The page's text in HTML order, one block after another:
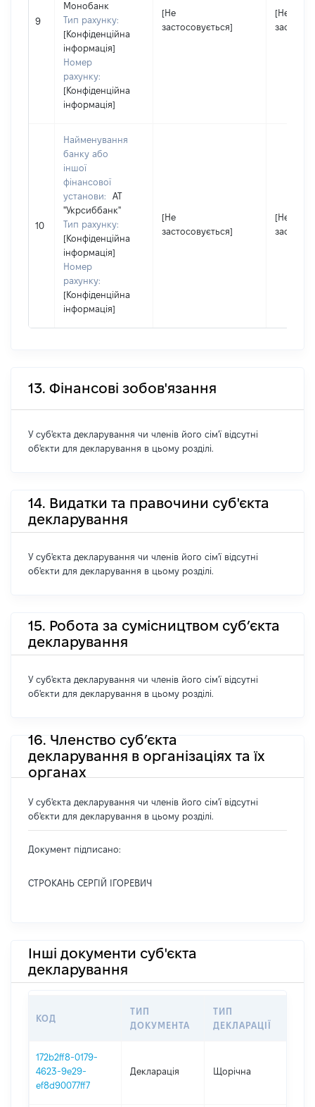
9
Монобанк
Тип рахунку:
[Конфіденційна
інформація]
Номер
рахунку:
[Конфіденційна
інформація]
[Не
застосовується]
[Не
10
Найменування
банку або
іншої
фінансової
установи:
АТ
"Укрсиббанк"
Тип рахунку:
[Конфіденційна
інформація]
Номер
рахунку:
[Конфіденційна
інформація]
[Не
застосовується]
[Не
13. Фінансові зобов'язання
У суб'єкта декларування чи членів його сім'ї відсутні
об'єкти для декларування в цьому розділі.
14. Видатки та правочини суб'єкта
декларування
У суб'єкта декларування чи членів його сім'ї відсутні
об'єкти для декларування в цьому розділі.
15. Робота за сумісництвом суб’єкта
декларування
У суб'єкта декларування чи членів його сім'ї відсутні
об'єкти для декларування в цьому розділі.
16. Членство суб’єкта
декларування в організаціях та їх
органах
У суб'єкта декларування чи членів його сім'ї відсутні
об'єкти для декларування в цьому розділі.
Документ підписано:
СТРОКАНЬ СЕРГІЙ ІГОРЕВИЧ
Інші документи суб'єкта
декларування
КОД
ТИП
ДОКУМЕНТА
ТИП
ДЕКЛАРАЦІЇ
172b2ff8-0179-
4623-9e29-
ef8d90077ff7
Декларація Щорічна